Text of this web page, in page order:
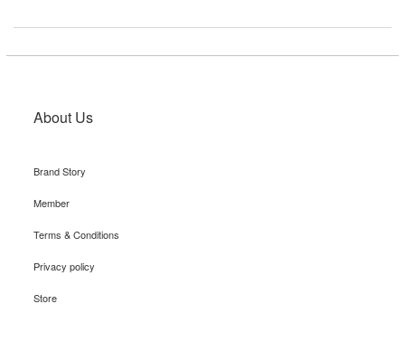
About Us
Brand Story
Member
Terms & Conditions
Privacy policy
Store